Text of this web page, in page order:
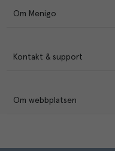
Om Menigo
Kontakt & support
Om webbplatsen